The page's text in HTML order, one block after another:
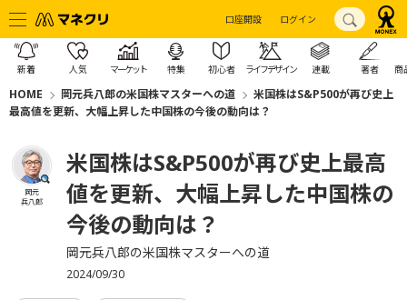
口座開設 ログイン
新着 人気 マーケット 特集 初心者 ライフデザイン 連載 著者 商
HOME 岡元兵八郎の米国株マスターへの道
米国株はS&P500が再び史上
最高値を更新、大幅上昇した中国株の今後の動向は？
岡元
兵八郎
米国株はS&P500が再び史上最高
値を更新、大幅上昇した中国株の
今後の動向は？
岡元兵八郎の米国株マスターへの道
2024/09/30